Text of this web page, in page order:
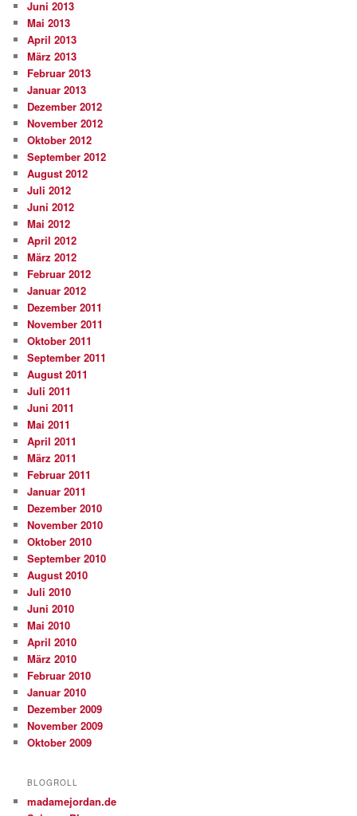
Juni 2013
Mai 2013
April 2013
März 2013
Februar 2013
Januar 2013
Dezember 2012
November 2012
Oktober 2012
September 2012
August 2012
Juli 2012
Juni 2012
Mai 2012
April 2012
März 2012
Februar 2012
Januar 2012
Dezember 2011
November 2011
Oktober 2011
September 2011
August 2011
Juli 2011
Juni 2011
Mai 2011
April 2011
März 2011
Februar 2011
Januar 2011
Dezember 2010
November 2010
Oktober 2010
September 2010
August 2010
Juli 2010
Juni 2010
Mai 2010
April 2010
März 2010
Februar 2010
Januar 2010
Dezember 2009
November 2009
Oktober 2009
BLOGROLL
madamejordan.de